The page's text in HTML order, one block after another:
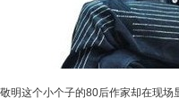
明这个小个子的80后作家却在现场